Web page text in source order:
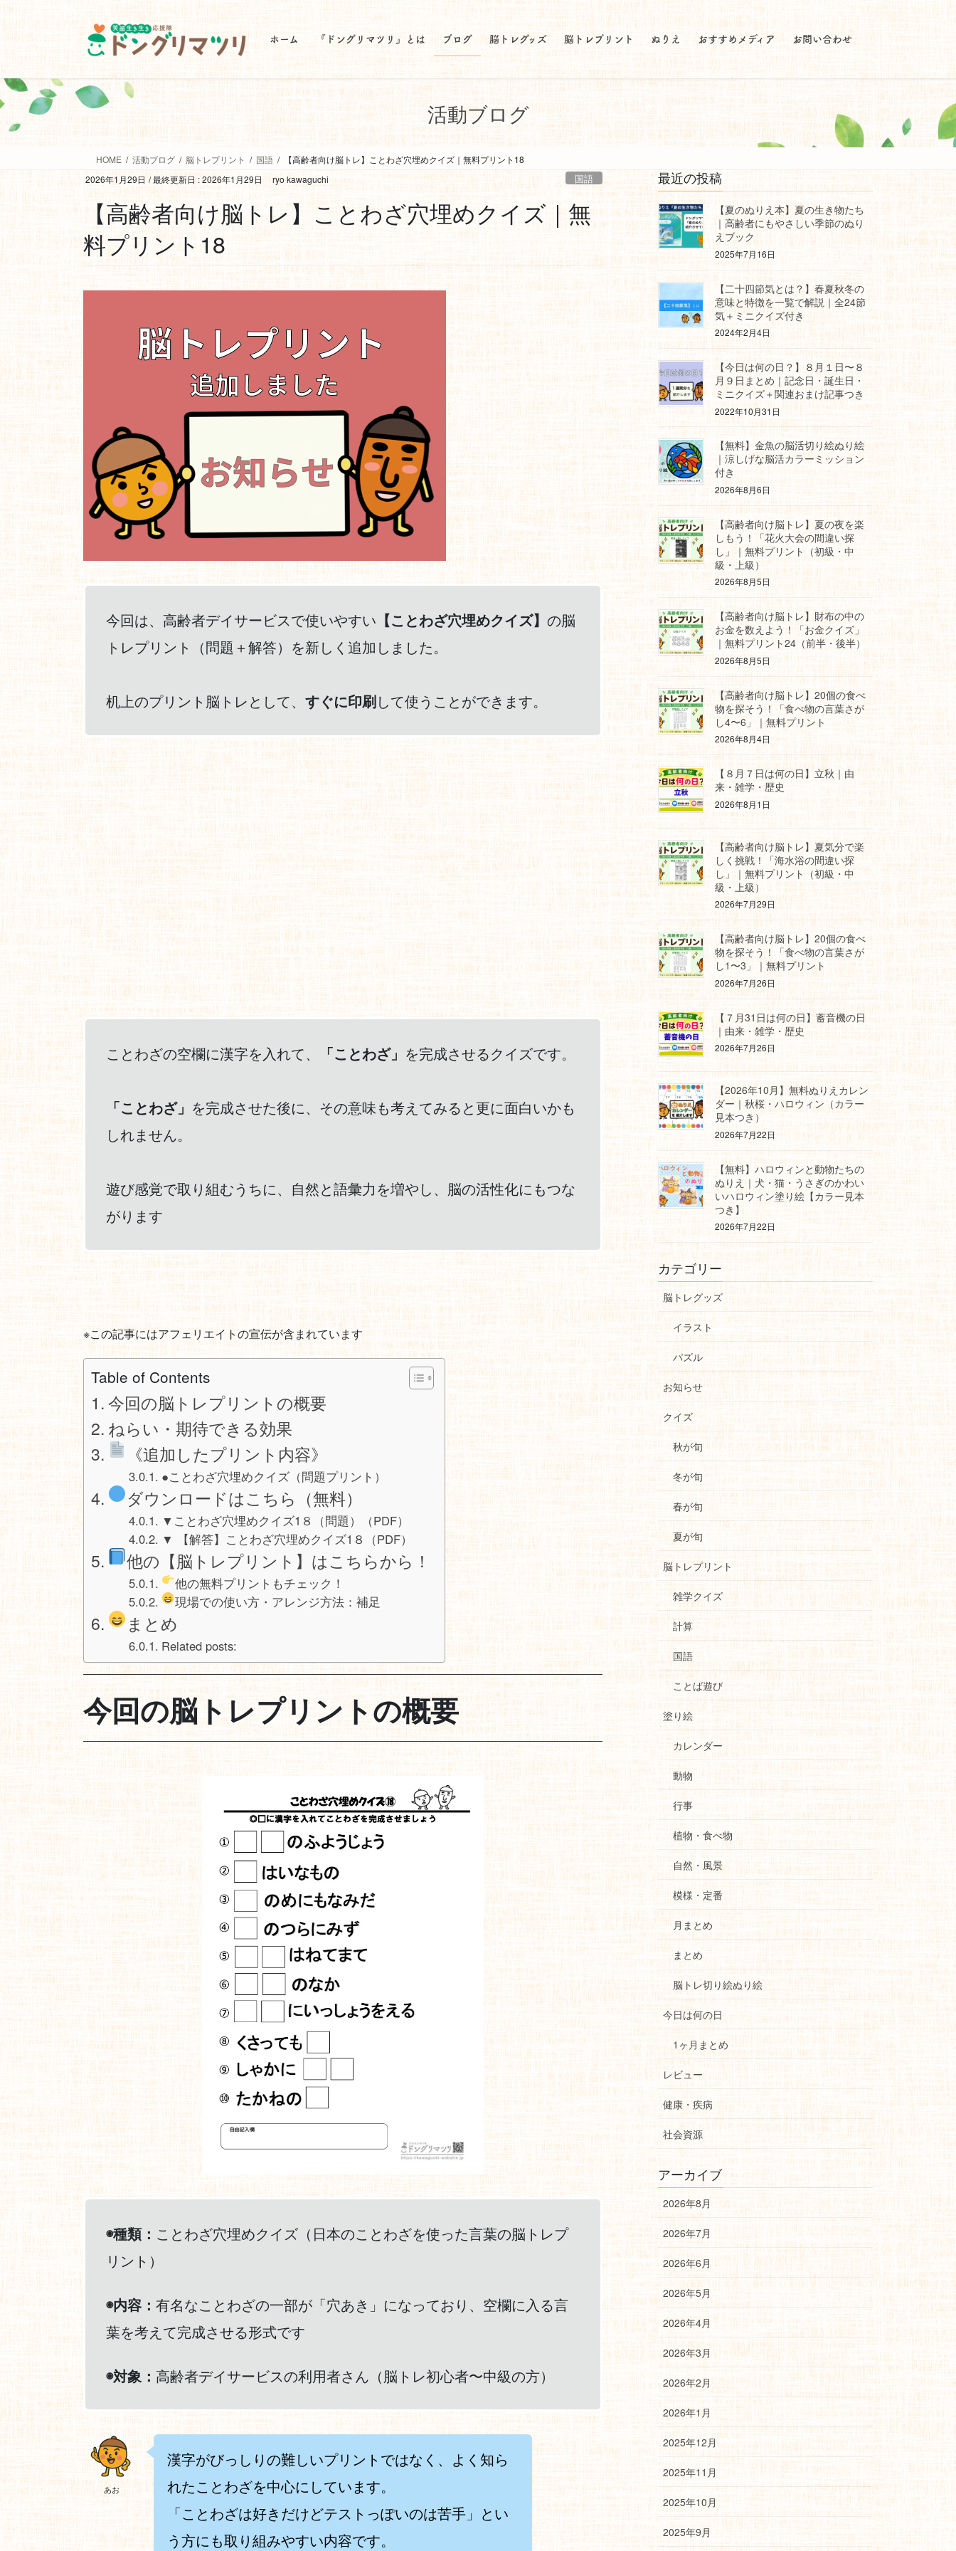
ホーム 『ドングリマツリ』とは ブログ 脳トレグッズ 脳トレプリント ぬりえ おすすめメディア お問い合わせ
活動ブログ
HOME 活動ブログ 脳トレプリント 国語
【高齢者向け脳トレ】ことわざ穴埋めクイズ｜無料プリント18
2026年1月29日 / 最終更新日 :2026年1月29日 ryo kawaguchi 国語
【高齢者向け脳トレ】ことわざ穴埋めクイズ｜無
料プリント18
今回は、高齢者デイサービスで使いやすい 【ことわざ穴埋めクイズ】 の脳
トレプリント（問題＋解答）を新しく追加しました。
机上のプリント脳トレとして、 すぐに印刷して使うことができます。
ことわざの空欄に漢字を入れて、 「ことわざ」 を完成させるクイズです。
「ことわざ」 を完成させた後に、その意味も考えてみると更に面白いかも
しれません。
遊び感覚で取り組むうちに、自然と語彙力を増やし、脳の活性化にもつな
がります
※この記事にはアフェリエイトの宣伝が含まれています
Table of Contents
今回の脳トレプリントの概要
ねらい・期待できる効果
《追加したプリント内容》
●ことわざ穴埋めクイズ（問題プリント）
ダウンロードはこちら（無料）
▼ことわざ穴埋めクイズ1８（問題）（PDF）
▼ 【解答】ことわざ穴埋めクイズ1８（PDF）
他の【脳トレプリント】はこちらから！
他の無料プリントもチェック！
現場での使い方・アレンジ方法：補足
まとめ
Related posts:
今回の脳トレプリントの概要
◉種類： ことわざ穴埋めクイズ（日本のことわざを使った言葉の脳トレプ
リント）
◉内容： 有名なことわざの一部が「穴あき」になっており、空欄に入る言
葉を考えて完成させる形式です
◉対象： 高齢者デイサービスの利用者さん（脳トレ初心者〜中級の方）
あお
漢字がびっしりの難しいプリントではなく、よく知ら
れたことわざを中心にしています。
「ことわざは好きだけどテストっぽいのは苦手」とい
う方にも取り組みやすい内容です。
最近の投稿
【夏のぬりえ本】夏の生き物たち
｜高齢者にもやさしい季節のぬり
えブック
2025年7月16日
【二十四節気とは？】春夏秋冬の
意味と特徴を一覧で解説｜全24節
気＋ミニクイズ付き
2024年2月4日
【今日は何の日？】８月１日〜８
月９日まとめ｜記念日・誕生日・
ミニクイズ＋関連おまけ記事つき
2022年10月31日
【無料】金魚の脳活切り絵ぬり絵
｜涼しげな脳活カラーミッション
付き
2026年8月6日
【高齢者向け脳トレ】夏の夜を楽
しもう！「花火大会の間違い探
し」｜無料プリント（初級・中
級・上級）
2026年8月5日
【高齢者向け脳トレ】財布の中の
お金を数えよう！「お金クイズ」
｜無料プリント24（前半・後半）
2026年8月5日
【高齢者向け脳トレ】20個の食べ
物を探そう！「食べ物の言葉さが
し4〜6」｜無料プリント
2026年8月4日
【８月７日は何の日】立秋｜由
来・雑学・歴史
2026年8月1日
【高齢者向け脳トレ】夏気分で楽
しく挑戦！「海水浴の間違い探
し」｜無料プリント（初級・中
級・上級）
2026年7月29日
【高齢者向け脳トレ】20個の食べ
物を探そう！「食べ物の言葉さが
し1〜3」｜無料プリント
2026年7月26日
【７月31日は何の日】蓄音機の日
｜由来・雑学・歴史
2026年7月26日
【2026年10月】無料ぬりえカレン
ダー｜秋桜・ハロウィン（カラー
見本つき）
2026年7月22日
【無料】ハロウィンと動物たちの
ぬりえ｜犬・猫・うさぎのかわい
いハロウィン塗り絵【カラー見本
つき】
2026年7月22日
カテゴリー
脳トレグッズ
イラスト
パズル
お知らせ
クイズ
秋が旬
冬が旬
春が旬
夏が旬
脳トレプリント
雑学クイズ
計算
国語
ことば遊び
塗り絵
カレンダー
動物
行事
植物・食べ物
自然・風景
模様・定番
月まとめ
まとめ
脳トレ切り絵ぬり絵
今日は何の日
1ヶ月まとめ
レビュー
健康・疾病
社会資源
アーカイブ
2026年8月
2026年7月
2026年6月
2026年5月
2026年4月
2026年3月
2026年2月
2026年1月
2025年12月
2025年11月
2025年10月
2025年9月